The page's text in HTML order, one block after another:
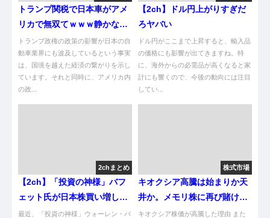
トランプ関税で日本車がアメ
リカで無双てｗｗｗ静かなる
クーデターって何やねん？
トランプ政権の政策の影響が日本の自
動車業界にも波及しているという事実
は、国境を越えた経済の繋がりを示し
ています。それと同時に、アメリカ内
の政...
【2ch】ドル円上がりすぎだ
ろヤバい
ドル円がここまで上昇すると、輸入品
の価格にも影響が出てきますね。特
に、海外からの必需品が高くなると家
計にも響くので、今後の動向には注目
してい...
2chまとめ
【2ch】「投資の神様」バフ
ェット氏が日本株買い増し、
日本市場への投資は本当に魅
最近、「投資の神様」ウォーレン・バ
株式市場
キオクシア高騰は始まりか天
井か。メモリ株に再び賭ける
理由
キオクシア株価が高騰した理由 また